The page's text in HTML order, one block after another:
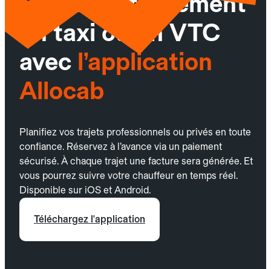
un taxi ou un VTC
avec l’application
Allocab
Planifiez vos trajets professionnels ou privés en toute
confiance. Réservez à l’avance via un paiement
sécurisé. À chaque trajet une facture sera générée. Et
vous pourrez suivre votre chauffeur en temps réel.
Disponible sur iOS et Android.
Téléchargez l'application